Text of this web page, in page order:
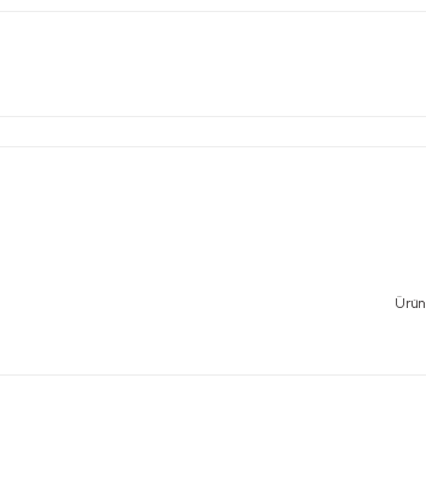
Ürün